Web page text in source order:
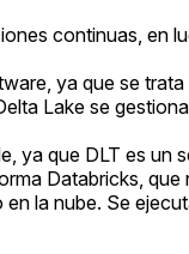
continuas, en
ya que se
Lake se
ya que DLT es un
Databricks,
la nube. Se